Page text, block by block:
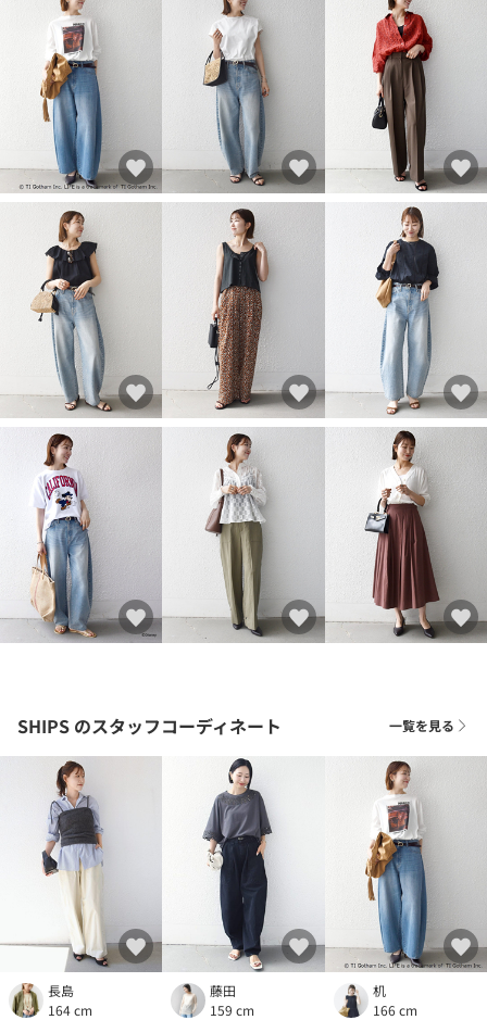
SHIPS のスタッフコーディネート 一覧を見る
長島
164 cm
藤田
159 cm
机
166 cm